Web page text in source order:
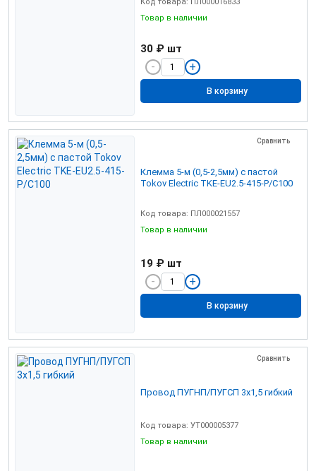
Товар в наличии
30 ₽ шт
В корзину
Сравнить
Клемма 5-м (0,5-2,5мм) с пастой
Tokov Electric TKE-EU2.5-415-P/C100
Код товара: ПЛ000021557
Товар в наличии
19 ₽ шт
В корзину
Сравнить
Провод ПУГНП/ПУГСП 3х1,5 гибкий
Код товара: УТ000005377
Товар в наличии